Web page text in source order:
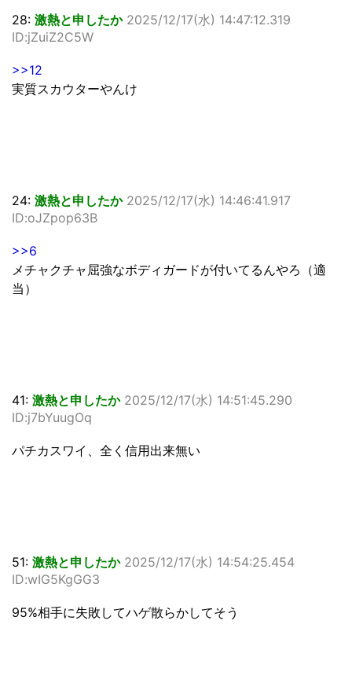
28: 激熱と申したか 2025/12/17(水) 14:47:12.319
ID:jZuiZ2C5W
>>12
実質スカウターやんけ
24: 激熱と申したか 2025/12/17(水) 14:46:41.917
ID:oJZpop63B
>>6
メチャクチャ屈強なボディガードが付いてるんやろ（適
当）
41: 激熱と申したか 2025/12/17(水) 14:51:45.290
ID:j7bYuugOq
パチカスワイ、全く信用出来無い
51: 激熱と申したか 2025/12/17(水) 14:54:25.454
ID:wIG5KgGG3
95%相手に失敗してハゲ散らかしてそう